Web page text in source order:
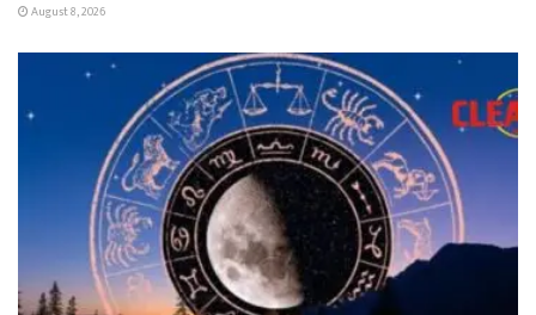
August 8, 2026